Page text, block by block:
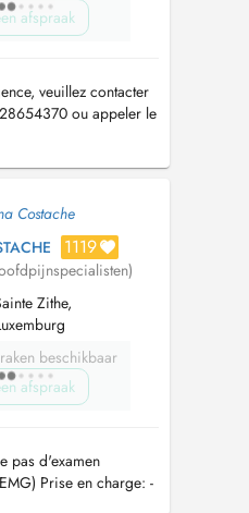
afspraak
veuillez contacter
ou appeler le
spécialiste en
en pathologie
en neurologie à
...
1119
Zithe,
beschikbaar
afspraak
pas d'examen
Prise en charge: -